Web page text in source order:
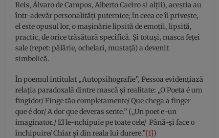
Reis, Álvaro de Campos, Alberto Caeiro și alții), aceștia au
într-adevăr personalități puternice; în ceea ce îl privește,
el este opusul lor, o mașinărie lipsită de emoții, lipsită,
practic, de orice trăsătură specifică. Și totuși, masca feței
sale (repet: pălărie, ochelari, mustață) a devenit
simbolică.
În poemul intitulat „Autopsihografie”, Pessoa evidențiază
relația paradoxală dintre mască și realitate: „O Poeta é um
fingidor/ Finge tão completamente/ Que chega a finger
que é dor/ A dor que deveras sente.” („Un poet e-un
imaginator./ El le-nchipuie pe toate cele/ Până-și face o
închipuire/ Chiar și din reala lui durere.”[1])